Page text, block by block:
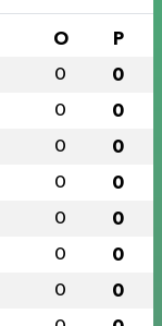
O P
0 0
0 0
0 0
0 0
0 0
0 0
0 0